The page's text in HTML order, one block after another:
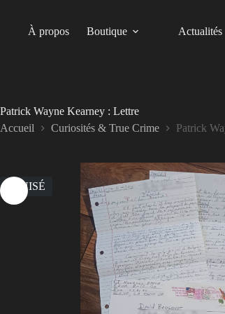
contenuÀ propos Boutique Actualités
Patrick Wayne Kearney : Lettre
Accueil
Curiosités & True Crime Patrick
ÉPUISÉ